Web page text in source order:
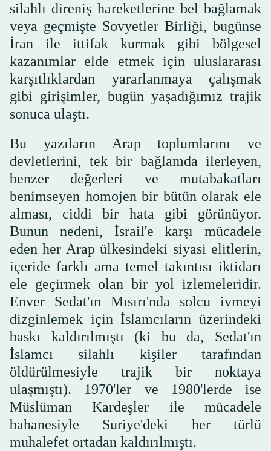
silahlı direniş hareketlerine bel bağlamak
veya geçmişte Sovyetler Birliği, bugünse
İran ile ittifak kurmak gibi bölgesel
kazanımlar elde etmek için uluslararası
karşıtlıklardan yararlanmaya çalışmak
gibi girişimler, bugün yaşadığımız trajik
sonuca ulaştı.
Bu yazıların Arap toplumlarını ve
devletlerini, tek bir bağlamda ilerleyen,
benzer değerleri ve mutabakatları
benimseyen homojen bir bütün olarak ele
alması, ciddi bir hata gibi görünüyor.
Bunun nedeni, İsrail'e karşı mücadele
eden her Arap ülkesindeki siyasi elitlerin,
içeride farklı ama temel takıntısı iktidarı
ele geçirmek olan bir yol izlemeleridir.
Enver Sedat'ın Mısırı'nda solcu ivmeyi
dizginlemek için İslamcıların üzerindeki
baskı kaldırılmıştı (ki bu da, Sedat'ın
İslamcı silahlı kişiler tarafından
öldürülmesiyle trajik bir noktaya
ulaşmıştı). 1970'ler ve 1980'lerde ise
Müslüman Kardeşler ile mücadele
bahanesiyle Suriye'deki her türlü
muhalefet ortadan kaldırılmıştı.